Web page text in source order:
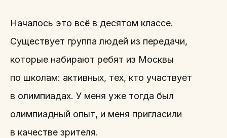
Началось это всё в десятом классе.
Существует группа людей из передачи,
которые набирают ребят из Москвы
по школам: активных, тех, кто участвует
в олимпиадах. У меня уже тогда был
олимпиадный опыт, и меня пригласили
в качестве зрителя.